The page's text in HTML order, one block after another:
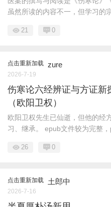
虽然所读的内容不⼀，但学习的宗
21 0
点击重新加载 zure
2026-7-19
伤寒论六经辨证与方证
（欧阳卫权）
欧阳卫权先生已仙逝，但他的经
习、继承。 epub文件较为完整，
26 0
点击重新加载 土郎中
2026-7-16